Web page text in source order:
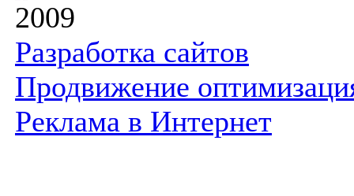
2009
Разработка сайтов
Продвижение
Реклама в Интернет